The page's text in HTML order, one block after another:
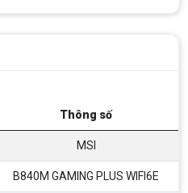
Thông số
MSI
B840M GAMING PLUS WIFI6E